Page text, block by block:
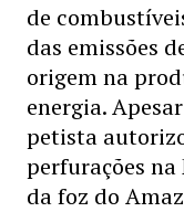
de
das emissões
origem na
energia.
petista
perfurações
da foz do